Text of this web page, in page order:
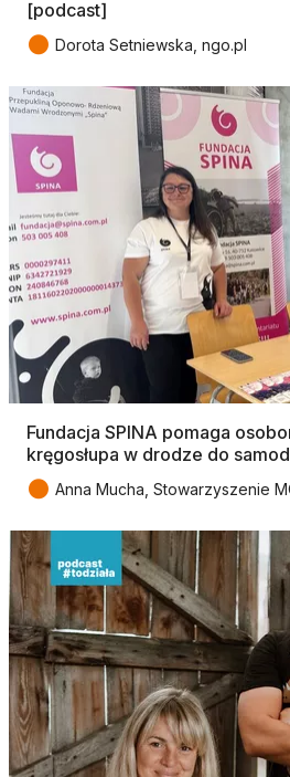
[podcast]
● Dorota Setniewska, ngo.pl
Fundacja SPINA pomaga
kręgosłupa w drodze do
● Anna Mucha, Stowarzyszenie